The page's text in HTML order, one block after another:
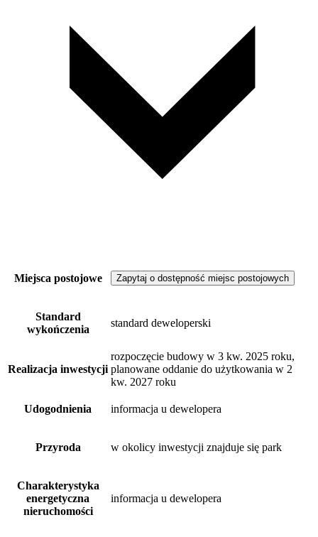
Miejsca postojowe Zapytaj o dostępność miejsc postojowych
Standard
wykończenia
standard deweloperski
Realizacja inwestycji
rozpoczęcie budowy w 3 kw. 2025 roku,
planowane oddanie do użytkowania w 2
kw. 2027 roku
Udogodnienia informacja u dewelopera
Przyroda w okolicy inwestycji znajduje się park
Charakterystyka
energetyczna
nieruchomości
informacja u dewelopera